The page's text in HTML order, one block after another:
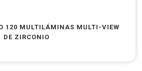
120 MULTILÁMINAS MULTI-VIEW
DE ZIRCONIO